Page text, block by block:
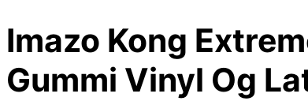
Imazo Kong
Gummi Vinyl Og